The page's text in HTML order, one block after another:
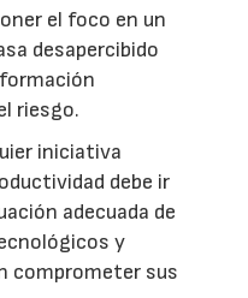
el foco en un
desapercibido
riesgo.
iniciativa
debe ir
adecuada de
y
comprometer sus